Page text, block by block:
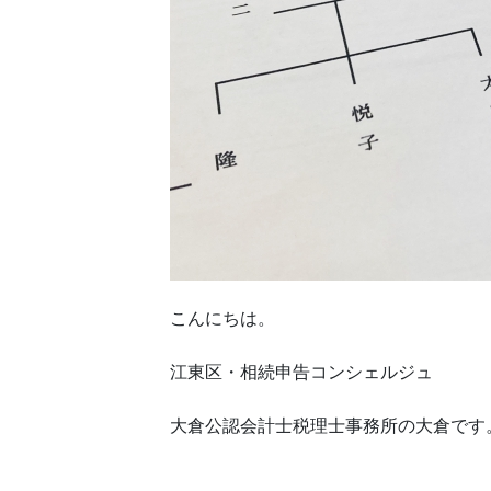
こんにちは。
江東区・相続申告コンシェルジュ
大倉公認会計士税理士事務所の大倉です